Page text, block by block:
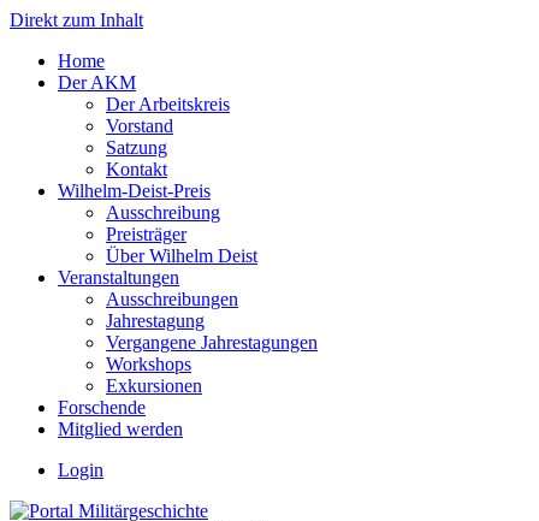
Direkt zum Inhalt
Home
Der AKM
Der Arbeitskreis
Vorstand
Satzung
Kontakt
Wilhelm-Deist-Preis
Ausschreibung
Preisträger
Über Wilhelm Deist
Veranstaltungen
Ausschreibungen
Jahrestagung
Vergangene Jahrestagungen
Workshops
Exkursionen
Forschende
Mitglied werden
Login